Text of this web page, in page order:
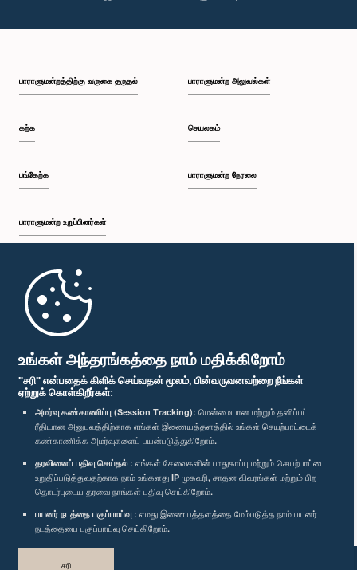
உங்கள் அந்தரங்கத்தை நாம் மதிக்கிறோம்
"சரி" என்பதைக் கிளிக் செய்வதன் மூலம், பின்வருவனவற்றை நீங்கள்
ஏற்றுக் கொள்கிறீர்கள்:
அமர்வு கண்காணிப்பு (Session Tracking): மென்மையான மற்றும் தனிப்பட்ட
ரீதியான அனுபவத்திற்காக எங்கள் இணையத்தளத்தில் உங்கள் செயற்பாட்டைக்
கண்காணிக்க அமர்வுகளைப் பயன்படுத்துகிறோம்.
தரவினைப் பதிவு செய்தல் : எங்கள் சேவைகளின் பாதுகாப்பு மற்றும் செயற்பாட்டை
உறுதிப்படுத்துவதற்காக நாம் உங்களது IP முகவரி, சாதன விவரங்கள் மற்றும் பிற
தொடர்புடைய தரவை நாங்கள் பதிவு செய்கிறோம்.
பயனர் நடத்தை பகுப்பாய்வு : எமது இணையத்தளத்தை மேம்படுத்த நாம் பயனர்
நடத்தையை பகுப்பாய்வு செய்கிறோம்.
சரி
கௌரவ கௌரவ மில்ரோய் பர்னாந்து, பா.உ.,, பா.உ.
உறுப்பினர்
பாராளுமன்றத்திற்கு வருகை தருதல்
கற்க
பங்கேற்க
பாராளுமன்ற உறுப்பினர்கள்
முதற்பக்கம்
பாராளுமன்ற அலுவல்கள்
செயலகம்
பாராளுமன்ற நேரலை
பாராளுமன்ற கையடக்க செயலி
எம்மை பின்தொடர்க :
விருதுகள்
தனியுரிமைக் கொள்கை